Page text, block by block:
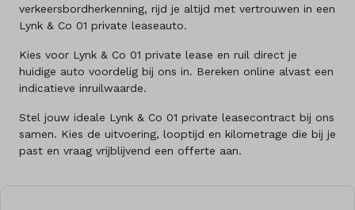
verkeersbordherkenning, rijd je altijd met vertrouwen in een
Lynk & Co 01 private leaseauto.
Kies voor Lynk & Co 01 private lease en ruil direct je
huidige auto voordelig bij ons in. Bereken online alvast een
indicatieve inruilwaarde.
Stel jouw ideale Lynk & Co 01 private leasecontract bij ons
samen. Kies de uitvoering, looptijd en kilometrage die bij je
past en vraag vrijblijvend een offerte aan.